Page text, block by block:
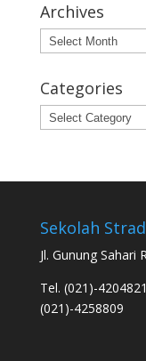
Archives
Archives
Categories
Categories
Sekolah
Jl. Gunung Sahari
Tel. (021)-
(021)-4258809